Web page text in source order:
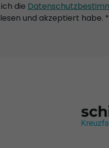
die
und akzeptiert habe. *